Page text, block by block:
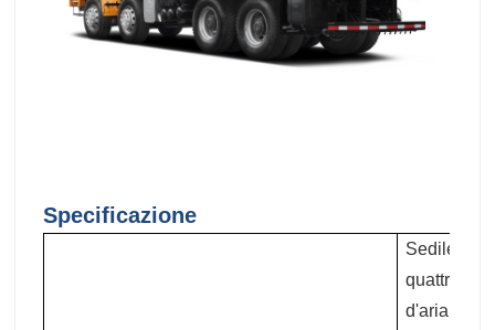
Specificazione
Sedile
quattro
d'aria